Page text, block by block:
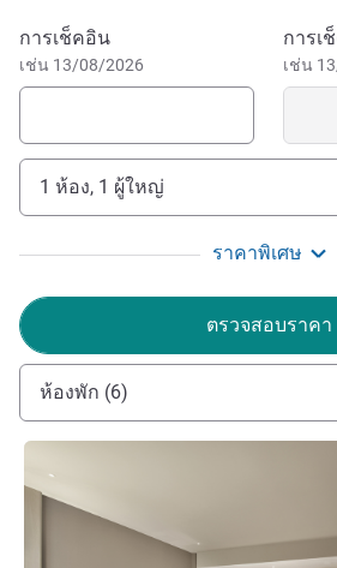
Longhua District, the Shen Zhen
integrated transportation hub in the
Area(GBA) that is only a 15 minutes'
จองโรงแรมนี้
การเช็คอิน
เช่น 13/08/2026
การเ
เช่น
1 ห้อง, 1 ผู้ใหญ่
ราคาพิเศษ
ตรวจสอบราคา
ห้องพัก (6)
ดูรายละเอียด